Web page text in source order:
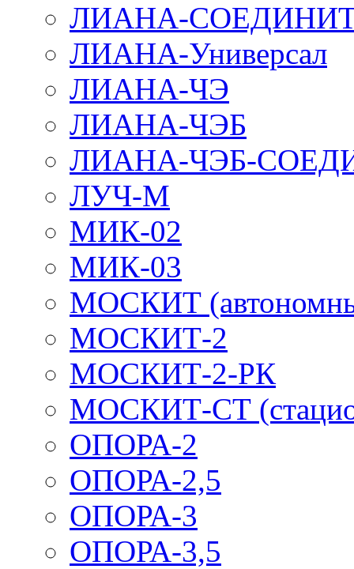
ЛИАНА-
ЛИАНА-Универсал
ЛИАНА-ЧЭ
ЛИАНА-ЧЭБ
ЛИАНА-ЧЭБ-
ЛУЧ-М
МИК-02
МИК-03
МОСКИТ
МОСКИТ-2
МОСКИТ-2-РК
МОСКИТ-СТ
ОПОРА-2
ОПОРА-2,5
ОПОРА-3
ОПОРА-3,5